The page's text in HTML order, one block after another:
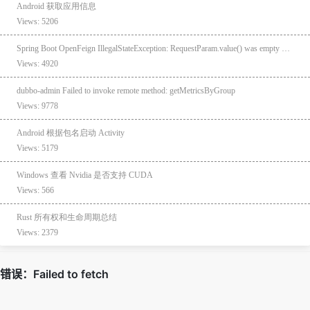
Android 获取应用信息
Views: 5206
Views: 4920
dubbo-admin Failed to invoke remote method: getMetricsByGroup
Views: 9778
Android 根据包名启动 Activity
Views: 5179
Windows 查看 Nvidia 是否支持 CUDA
Views: 566
Rust 所有权和生命周期总结
Views: 2379